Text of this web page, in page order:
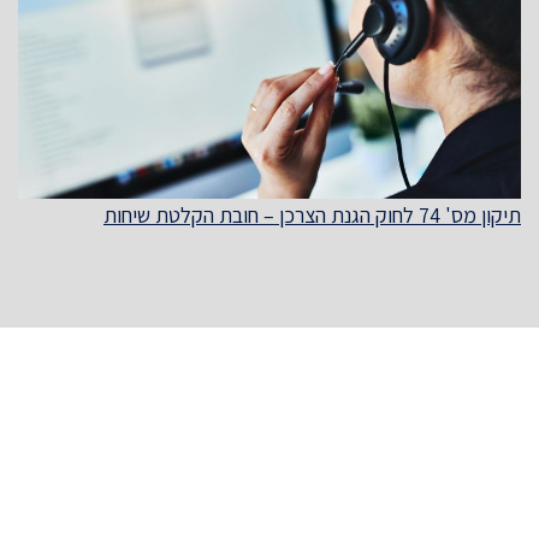
תיקון מס' 74 לחוק הגנת הצרכן – חובת הקלטת שיחות